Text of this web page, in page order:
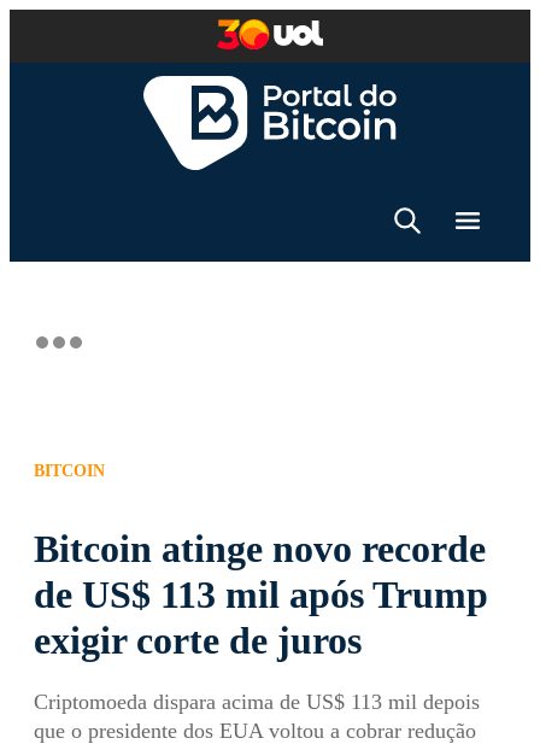
BITCOIN
Bitcoin atinge novo recorde
de US$ 113 mil após Trump
exigir corte de juros
Criptomoeda dispara acima de US$ 113 mil depois
que o presidente dos EUA voltou a cobrar redução